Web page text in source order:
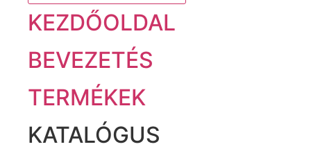
KEZDŐOLDAL
BEVEZETÉS
TERMÉKEK
KATALÓGUS